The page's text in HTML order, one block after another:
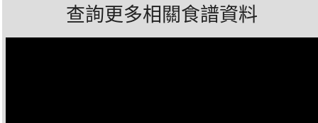
查詢更多相關食譜資料